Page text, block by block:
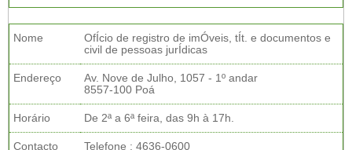
Nome
OfÍcio de registro de imÓveis, tÍt. e documentos e
civil de pessoas jurÍdicas
Endereço
Av. Nove de Julho, 1057 - 1º andar
8557-100 Poá
Horário De 2ª a 6ª feira, das 9h à 17h.
Contacto
Telefone : 4636-0600